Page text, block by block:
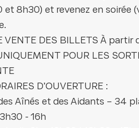
et 8h30) et revenez en soirée
VENTE DES BILLETS À
POUR LES
D’OUVERTURE :
Aînés et des Aidants – 34
- 16h